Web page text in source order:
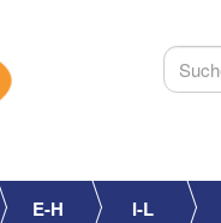
E-H I-L